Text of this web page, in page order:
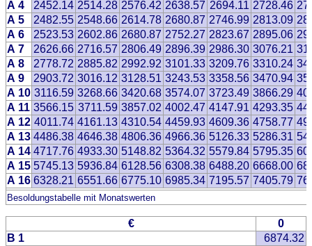
A 4
2452.14 2514.28 2576.42 2638.57 2694.11 2728.46
A 5
2482.55 2548.66 2614.78 2680.87 2746.99 2813.09
A 6
2523.53 2602.86 2680.87 2752.27 2823.67 2895.06
A 7
2626.66 2716.57 2806.49 2896.39 2986.30 3076.21
A 8
2778.72 2885.82 2992.92 3101.33 3209.76 3310.24
A 9
2903.72 3016.12 3128.51 3243.53 3358.56 3470.94
A 10 3116.59 3268.66 3420.68 3574.07 3723.49 3866.29
A 11 3566.15 3711.59 3857.02 4002.47 4147.91 4293.35
A 12 4011.74 4161.13 4310.54 4459.93 4609.36 4758.77
A 13 4486.38 4646.38 4806.36 4966.36 5126.33 5286.31
A 14 4717.76 4933.30 5148.82 5364.32 5579.84 5795.35
A 15 5745.13 5936.84 6128.56 6308.38 6488.20 6668.00
A 16 6328.21 6551.66 6775.10 6985.34 7195.57 7405.79
Besoldungstabelle mit Monatswerten
€
0
B 1
6874.32